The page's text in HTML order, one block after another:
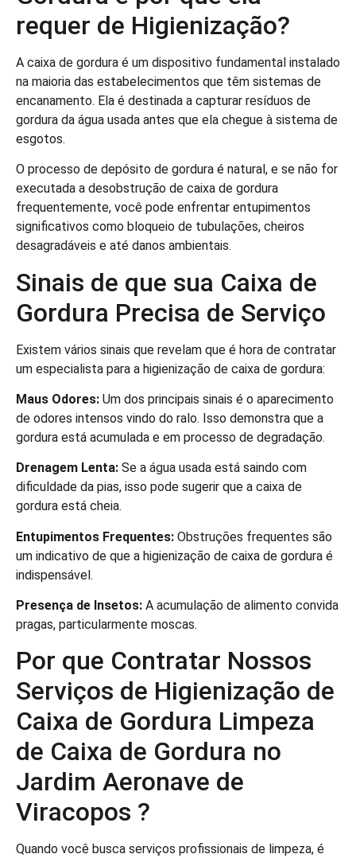
requer de Higienização?
A caixa de gordura é um dispositivo fundamental instalado
na maioria das estabelecimentos que têm sistemas de
encanamento. Ela é destinada a capturar resíduos de
gordura da água usada antes que ela chegue à sistema de
esgotos.
O processo de depósito de gordura é natural, e se não for
executada a desobstrução de caixa de gordura
frequentemente, você pode enfrentar entupimentos
significativos como bloqueio de tubulações, cheiros
desagradáveis e até danos ambientais.
Sinais de que sua Caixa de
Gordura Precisa de Serviço
Existem vários sinais que revelam que é hora de contratar
um especialista para a higienização de caixa de gordura:
Maus Odores: Um dos principais sinais é o aparecimento
de odores intensos vindo do ralo. Isso demonstra que a
gordura está acumulada e em processo de degradação.
Drenagem Lenta: Se a água usada está saindo com
dificuldade da pias, isso pode sugerir que a caixa de
gordura está cheia.
Entupimentos Frequentes: Obstruções frequentes são
um indicativo de que a higienização de caixa de gordura é
indispensável.
Presença de Insetos: A acumulação de alimento convida
pragas, particularmente moscas.
Por que Contratar Nossos
Serviços de Higienização de
Caixa de Gordura Limpeza
de Caixa de Gordura no
Jardim Aeronave de
Viracopos ?
Quando você busca serviços profissionais de limpeza, é